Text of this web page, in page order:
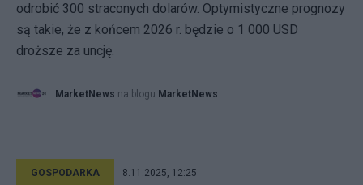
odrobić 300 straconych dolarów. Optymistyczne prognozy
są takie, że z końcem 2026 r. będzie o 1 000 USD
droższe za uncję.
MarketNews na blogu MarketNews
GOSPODARKA 8.11.2025, 12:25